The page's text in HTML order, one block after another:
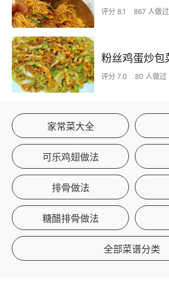
评分 8.1 867 人做过
评分 7.0 80 人做过
家常菜大全
可乐鸡翅做法
排骨做法
糖醋排骨做法
全部菜谱分类